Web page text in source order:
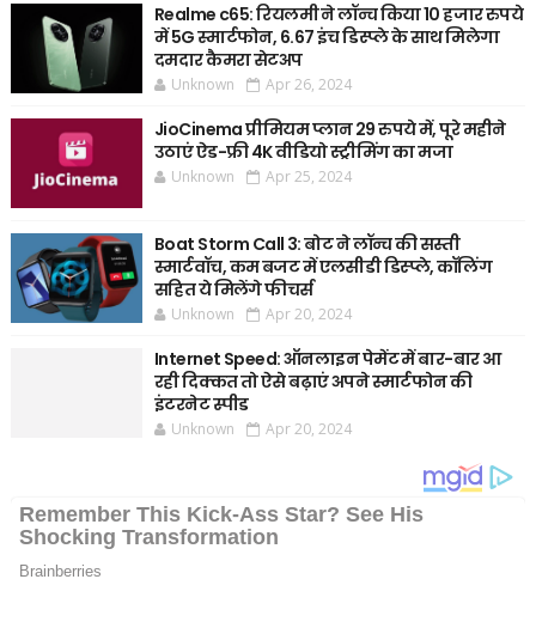
Realme c65: रियलमी ने लॉन्च किया 10 हजार रुपये
में 5G स्मार्टफोन, 6.67 इंच डिस्प्ले के साथ मिलेगा
दमदार कैमरा सेटअप
Unknown Apr 26, 2024
JioCinema प्रीमियम प्लान 29 रुपये में, पूरे महीने
उठाएं ऐड-फ्री 4K वीडियो स्ट्रीमिंग का मजा
Unknown Apr 25, 2024
Boat Storm Call 3: बोट ने लॉन्च की सस्ती
स्मार्टवॉच, कम बजट में एलसीडी डिस्प्ले, कॉलिंग
सहित ये मिलेंगे फीचर्स
Unknown Apr 20, 2024
Internet Speed: ऑनलाइन पेमेंट में बार-बार आ
रही दिक्कत तो ऐसे बढ़ाएं अपने स्मार्टफोन की
इंटरनेट स्पीड
Unknown Apr 20, 2024